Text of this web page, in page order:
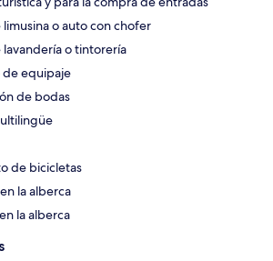
o auto con chofer
lavandería o tintorería
de equipaje
de bodas
de bicicletas
la alberca
la alberca